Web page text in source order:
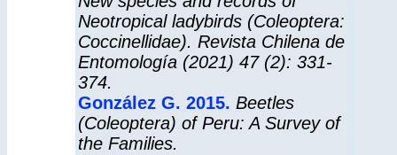
Neotropical ladybirds (Coleoptera:
Coccinellidae). Revista Chilena de
Entomología (2021) 47 (2): 331-
374.
González G. 2015. Beetles
(Coleoptera) of Peru: A Survey of
the Families.